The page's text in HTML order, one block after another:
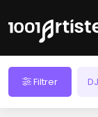
Filtrer DJ